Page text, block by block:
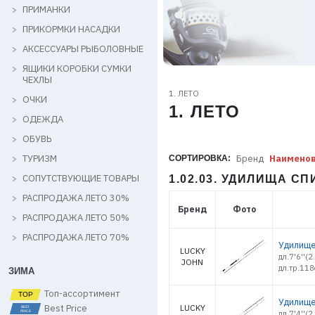
ПРИМАНКИ
ПРИКОРМКИ НАСАДКИ
АКСЕССУАРЫ РЫБОЛОВНЫЕ
ЯЩИКИ КОРОБКИ СУМКИ
ЧЕХЛЫ
ОЧКИ
ОДЕЖДА
ОБУВЬ
ТУРИЗМ
СОПУТСТВУЮЩИЕ ТОВАРЫ
РАСПРОДАЖА ЛЕТО 30%
РАСПРОДАЖА ЛЕТО 50%
РАСПРОДАЖА ЛЕТО 70%
ЗИМА
Топ-ассортимент
Best Price
1. ЛЕТО
1. ЛЕТО
СОРТИРОВКА: Бренд
1.02.03. УДИЛИЩА
Бренд Фото
LUCKY
JOHN
LUCKY